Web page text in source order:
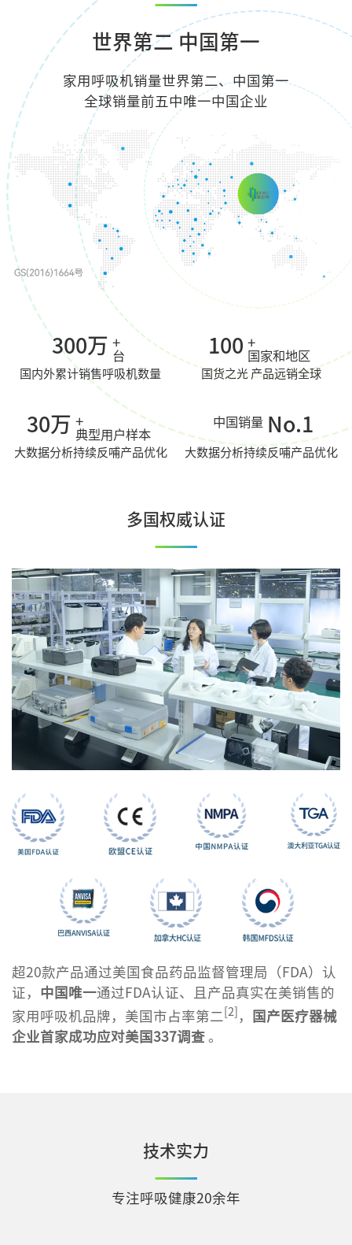
世界第二 中国第一
家用呼吸机销量世界第二、中国第一
全球销量前五中唯一中国企业
300万 +
台
国内外累计销售呼吸机数量
100 +
国家和地区
国货之光 产品远销全球
30万 +
典型用户样本
大数据分析持续反哺产品优化
中国销量 No.1
大数据分析持续反哺产品优化
多国权威认证
超20款产品通过美国食品药品监督管理局（FDA）认
证， 中国唯一通过FDA认证、且产品真实在美销售的
家用呼吸机品牌，美国市占率第二 [2] ，
国产医疗器械
企业首家成功应对美国337调查 。
技术实力
专注呼吸健康20余年